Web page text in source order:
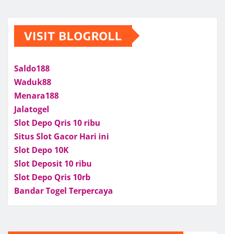
VISIT BLOGROLL
Saldo188
Waduk88
Menara188
Jalatogel
Slot Depo Qris 10 ribu
Situs Slot Gacor Hari ini
Slot Depo 10K
Slot Deposit 10 ribu
Slot Depo Qris 10rb
Bandar Togel Terpercaya